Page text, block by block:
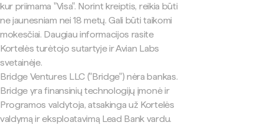
kur priimama "Visa". Norint kreiptis, reikia būti
ne jaunesniam nei 18 metų. Gali būti taikomi
mokesčiai. Daugiau informacijos rasite
Kortelės turėtojo sutartyje ir Avian Labs
svetainėje.
Bridge Ventures LLC ("Bridge") nėra bankas.
Bridge yra finansinių technologijų įmonė ir
Programos valdytoja, atsakinga už Kortelės
valdymą ir eksploatavimą Lead Bank vardu.